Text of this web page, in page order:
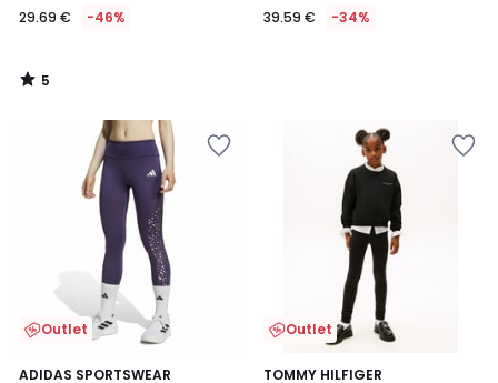
em
de
54.99
desconto
aplicado.
29.69 € -46%
5
/
39.59 € -34%
Outlet
ADIDAS SPORTSWEAR
Outlet
TOMMY HILFIGER